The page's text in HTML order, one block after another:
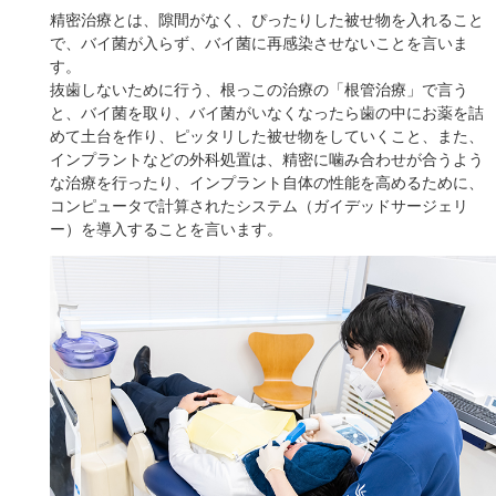
精密治療とは、隙間がなく、ぴったりした被せ物を入れること
で、バイ菌が入らず、バイ菌に再感染させないことを言いま
す。
抜歯しないために行う、根っこの治療の「根管治療」で言う
と、バイ菌を取り、バイ菌がいなくなったら歯の中にお薬を詰
めて土台を作り、ピッタリした被せ物をしていくこと、また、
インプラントなどの外科処置は、精密に噛み合わせが合うよう
な治療を行ったり、インプラント自体の性能を高めるために、
コンピュータで計算されたシステム（ガイデッドサージェリ
ー）を導入することを言います。